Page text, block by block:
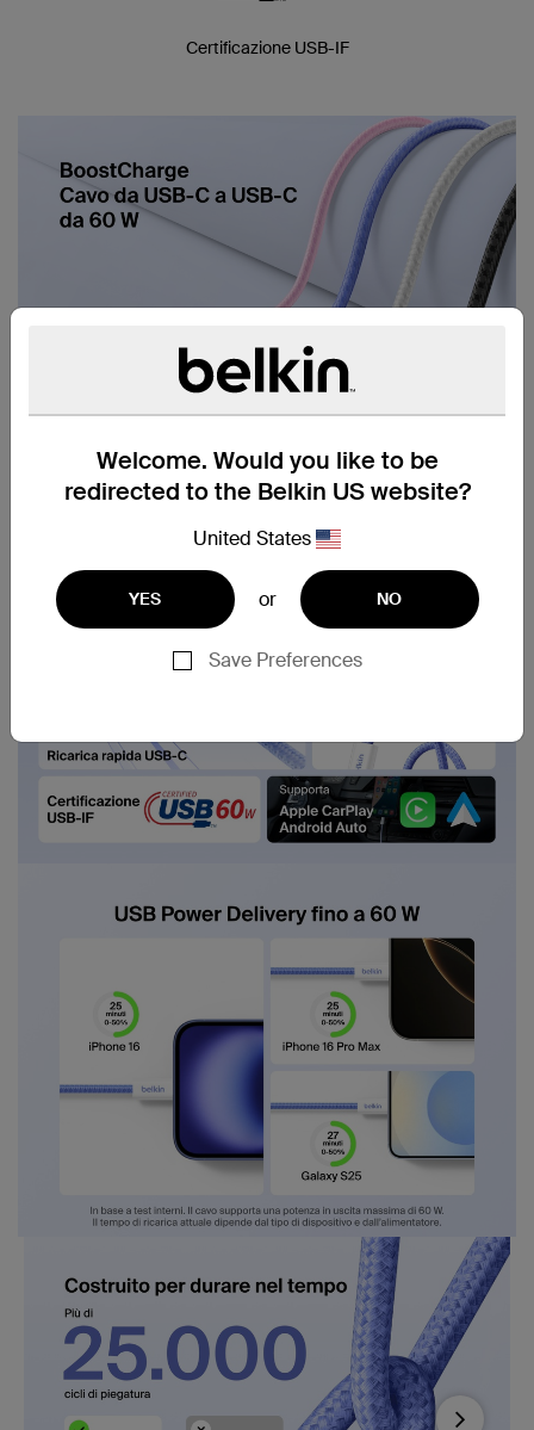
Welcome. Would you like to be
redirected to the Belkin US website?
United States
YES or NO
Save Preferences
Certificazione USB-IF